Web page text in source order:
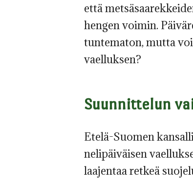
että
hengen voimin.
tuntematon, mutta
vaelluksen?
Suunnittelun
Etelä-Suomen
nelipäiväisen
laajentaa retkeä